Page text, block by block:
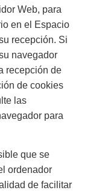
Web, para
en el Espacio
recepción. Si
navegador
recepción de
de cookies
las
para
que se
ordenador
de facilitar